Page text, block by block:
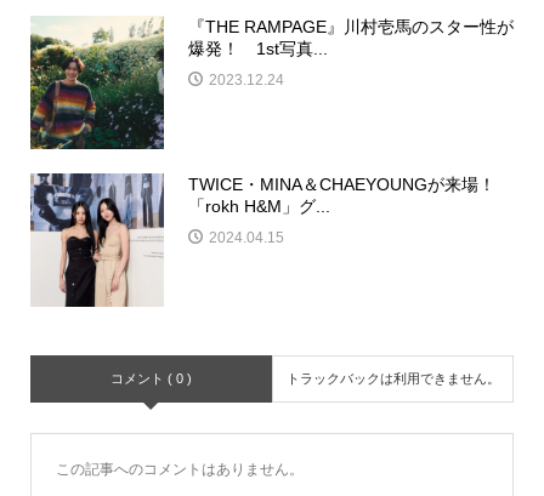
『THE RAMPAGE』川村壱馬のスター性が
爆発！ 1st写真...
2023.12.24
TWICE・MINA＆CHAEYOUNGが来場！
「rokh H&M」グ...
2024.04.15
コメント ( 0 ) トラックバックは利用できません。
この記事へのコメントはありません。